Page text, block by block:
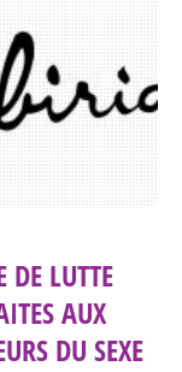
DE LUTTE
AUX
DU SEXE